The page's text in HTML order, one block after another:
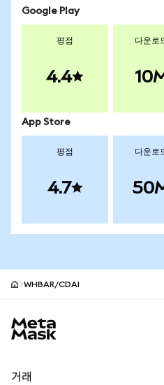
Google Play
평점
4.4
다운로
App Store
평점
4.7
다운로
WHBAR/CDAI
거래